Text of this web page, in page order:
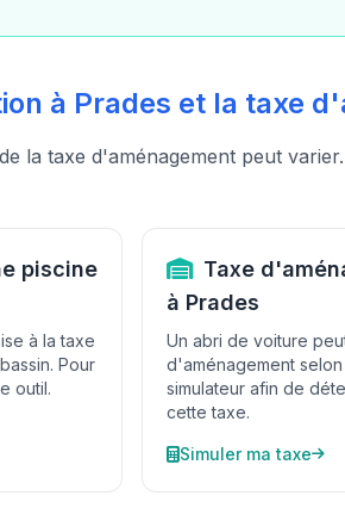
à Prades et la taxe
la taxe d'aménagement peut
piscine
à la taxe
Pour
outil.
Taxe
à Prades
Un abri de voiture
d'aménagement
simulateur afin de
cette taxe.
Simuler ma taxe